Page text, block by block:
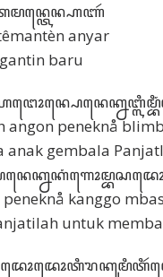
anyar
baru
angon peneknå
anak gembala
kanggo
untuk